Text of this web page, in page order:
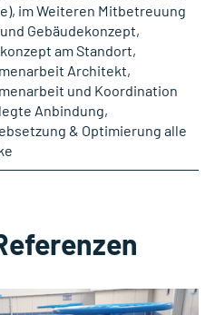
im Weiteren Mitbetreuung
Gebäudekonzept,
am Standort,
Architekt,
und Koordination
Anbindung,
& Optimierung alle